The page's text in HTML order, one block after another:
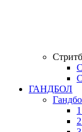
ГАНДБОЛ